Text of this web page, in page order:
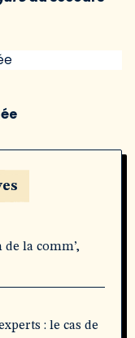
la comm’,
: le cas de